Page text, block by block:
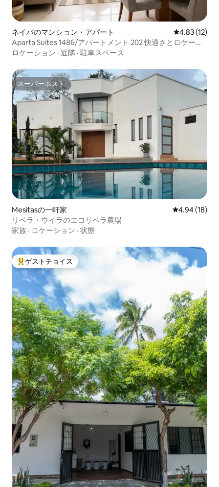
ネイバのマンション・アパート レビュー12
4.83 (12)
Aparta Suites 1486/アパートメント 202 快適さとロケーシ
ョン
ロケーション · 近隣 · 駐車スペース
スーパーホスト
スーパーホスト
Mesitasの一軒家 レビュー18
4.94 (18)
リベラ・ウイラのエコリベラ農場
家族 · ロケーション · 状態
大好評のゲストチョイスです。
ゲストチョイス